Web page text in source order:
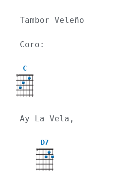
Tambor Veleño
Coro:
C
X
Ay La Vela,
D7
X